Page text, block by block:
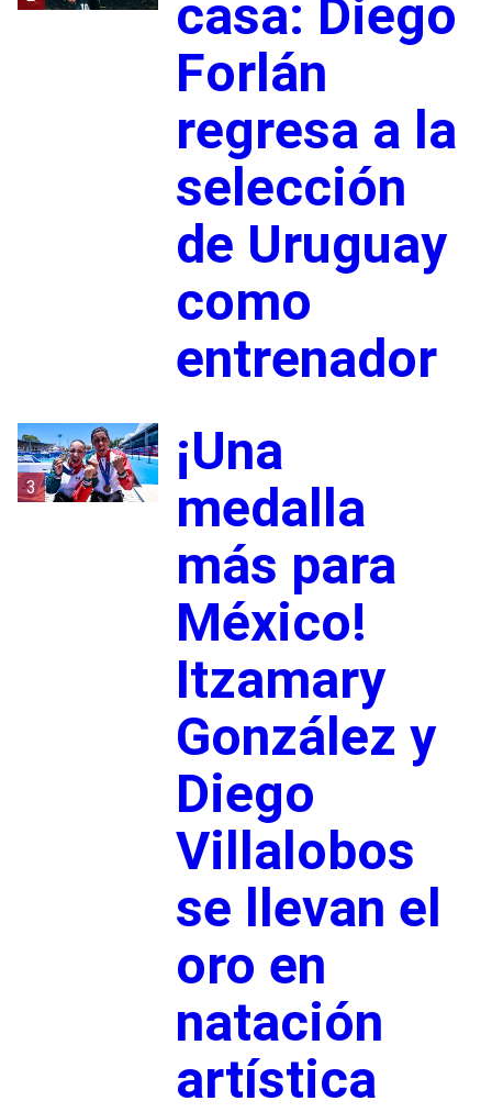
casa: Diego
Forlán
regresa a la
selección
de Uruguay
como
entrenador
3
¡Una
medalla
más para
México!
Itzamary
González y
Diego
Villalobos
se llevan el
oro en
natación
artística